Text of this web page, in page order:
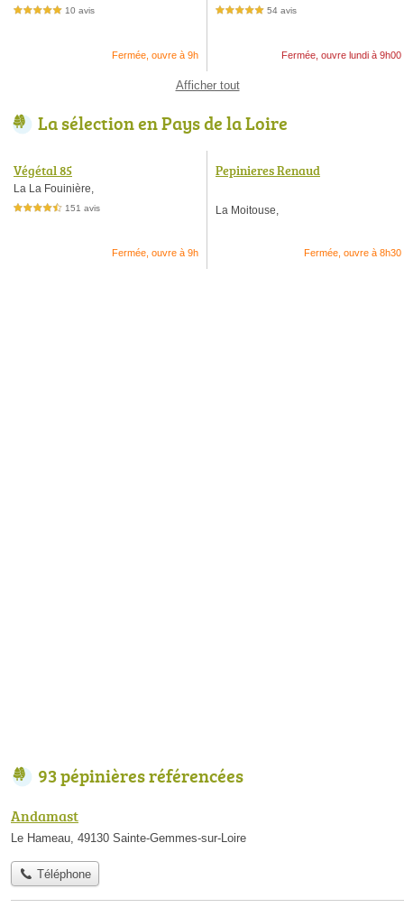
5,0 étoiles sur 5 10 avis
Fermée, ouvre à 9h
5,0 étoiles sur 5 54 avis
Fermée, ouvre lundi à 9h00
Afficher tout
La sélection en Pays de la Loire
Végétal 85
La La Fouinière,
4,5 étoiles sur 5 151 avis
Fermée, ouvre à 9h
Pepinieres Renaud
La Moitouse,
Fermée, ouvre à 8h30
93 pépinières référencées
Andamast
Le Hameau, 49130 Sainte-Gemmes-sur-Loire
Téléphone